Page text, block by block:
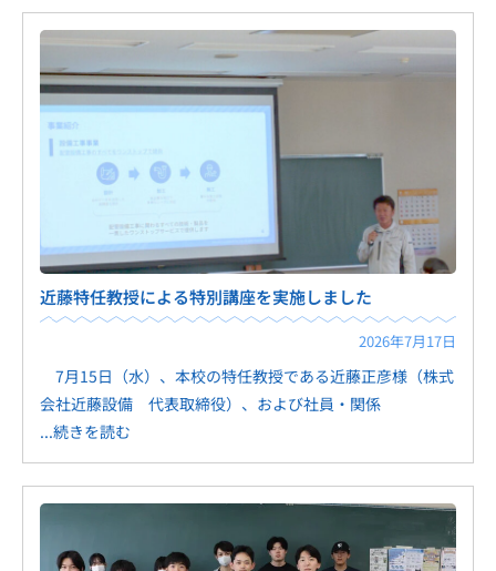
近藤特任教授による特別講座を実施しました
2026年7月17日
7月15日（水）、本校の特任教授である近藤正彦様（株式
会社近藤設備 代表取締役）、および社員・関係
...続きを読む